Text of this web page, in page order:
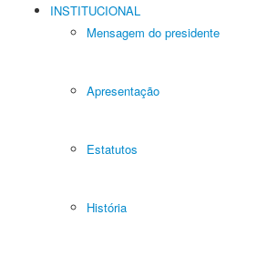
INSTITUCIONAL
Mensagem do presidente
Apresentação
Estatutos
História